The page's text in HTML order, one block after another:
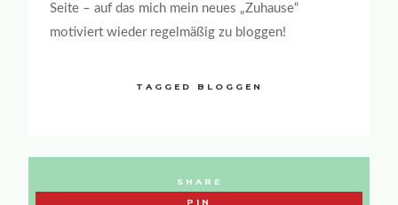
Seite – auf das mich mein neues „Zuhause“
motiviert wieder regelmäßig zu bloggen!
TAGGED BLOGGEN
SHARE
PIN